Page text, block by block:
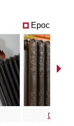
Epoca
DETAIL